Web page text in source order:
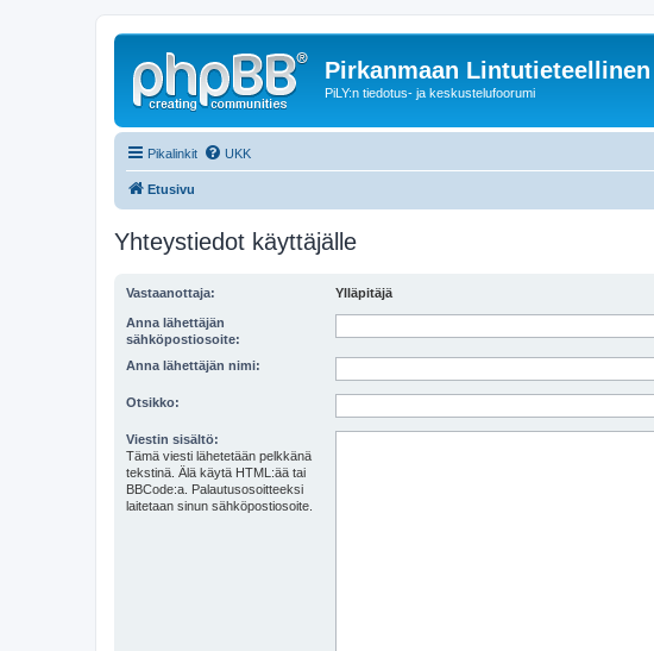
Pirkanmaan
PiLY:n tiedotus- ja keskustelufoorumi
Pikalinkit UKK
Etusivu
Yhteystiedot käyttäjälle
Vastaanottaja: Ylläpitäjä
Anna lähettäjän
sähköpostiosoite:
Anna lähettäjän nimi:
Otsikko:
Viestin sisältö:
Tämä viesti lähetetään pelkkänä
tekstinä. Älä käytä HTML:ää tai
BBCode:a. Palautusosoitteeksi
laitetaan sinun sähköpostiosoite.